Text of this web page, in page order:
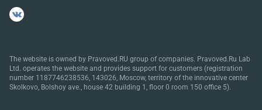
The website is owned by Pravoved.RU group of companies. Pravoved.Ru Lab
Ltd. operates the website and provides support for customers (registration
number 1187746238536, 143026, Moscow, territory of the innovative center
Skolkovo, Bolshoy ave., house 42 building 1, floor 0 room 150 office 5).